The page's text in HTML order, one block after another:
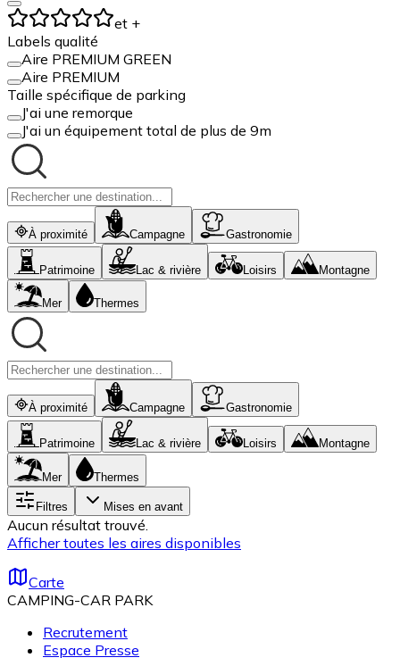
et +
Labels qualité
Aire PREMIUM GREEN
Aire PREMIUM
Taille spécifique de parking
J'ai une remorque
J'ai un équipement total de plus de 9m
À proximité Campagne Gastronomie
Patrimoine Lac & rivière Loisirs Montagne
Mer Thermes
À proximité Campagne Gastronomie
Patrimoine Lac & rivière Loisirs Montagne
Mer Thermes
Filtres Mises en avant
Aucun résultat trouvé.
Afficher toutes les aires disponibles
Carte
CAMPING-CAR PARK
Recrutement
Espace Presse